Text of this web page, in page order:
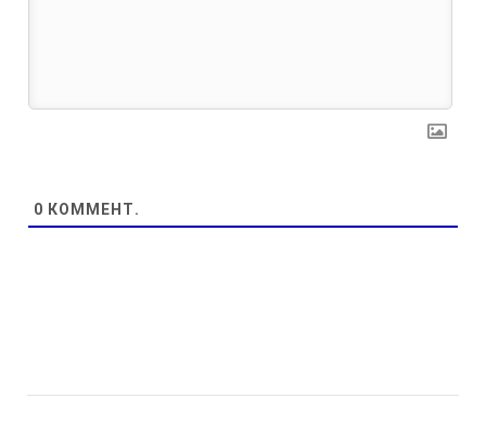
0 КОММЕНТ.